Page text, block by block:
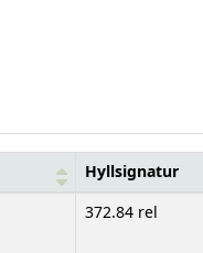
Hyllsignatur
372.84 rel